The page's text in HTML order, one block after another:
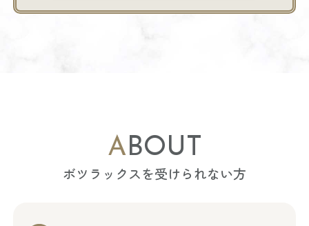
ABOUT
ボツラックスを受けられない方